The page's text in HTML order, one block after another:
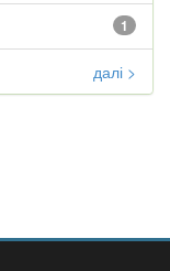
1
далі >